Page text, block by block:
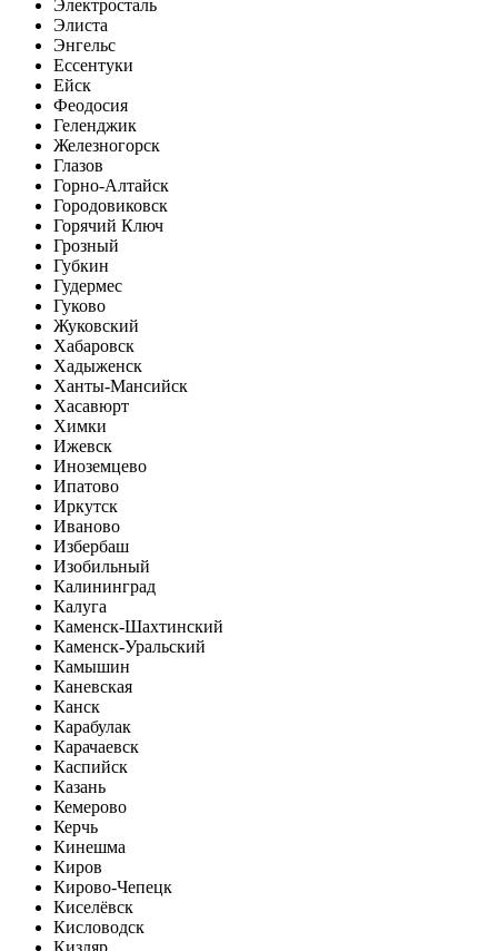
Электросталь
Элиста
Энгельс
Ессентуки
Ейск
Феодосия
Геленджик
Железногорск
Глазов
Горно-Алтайск
Городовиковск
Горячий Ключ
Грозный
Губкин
Гудермес
Гуково
Жуковский
Хабаровск
Хадыженск
Ханты-Мансийск
Хасавюрт
Химки
Ижевск
Иноземцево
Ипатово
Иркутск
Иваново
Избербаш
Изобильный
Калининград
Калуга
Каменск-Шахтинский
Каменск-Уральский
Камышин
Каневская
Канск
Карабулак
Карачаевск
Каспийск
Казань
Кемерово
Керчь
Кинешма
Киров
Кирово-Чепецк
Киселёвск
Кисловодск
Кизляр